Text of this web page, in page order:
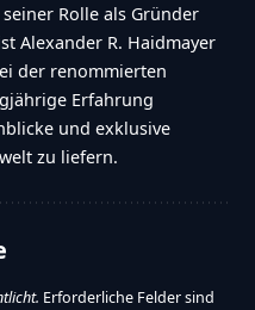
Rolle als Gründer
Alexander R. Haidmayer
der renommierten
Erfahrung
und exklusive
zu liefern.
Erforderliche Felder sind